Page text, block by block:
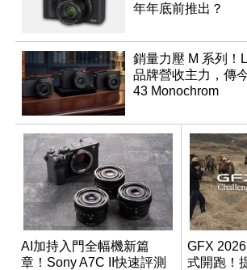
年年底前推出？
銷量力壓 M 系列！
品牌營收主力，傳
43 Monochrom
AI加持入門全幅機新篇
章！Sony A7C II快速評測
GFX
式開跑！